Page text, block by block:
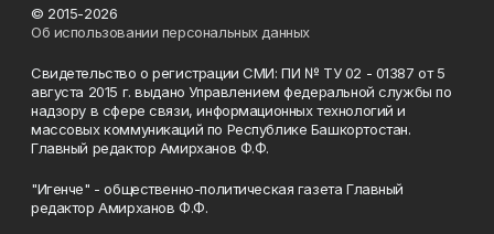
© 2015-2026
Об использовании персональных данных
Свидетельство о регистрации СМИ: ПИ № ТУ 02 - 01387 от 5
августа 2015 г. выдано Управлением федеральной службы по
надзору в сфере связи, информационных технологий и
массовых коммуникаций по Республике Башкортостан.
Главный редактор Амирханов Ф.Ф.
"Игенче" - общественно-политическая газета Главный
редактор Амирханов Ф.Ф.